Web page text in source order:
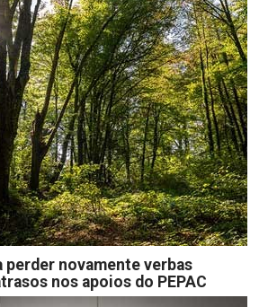
perder novamente verbas
nos apoios do PEPAC